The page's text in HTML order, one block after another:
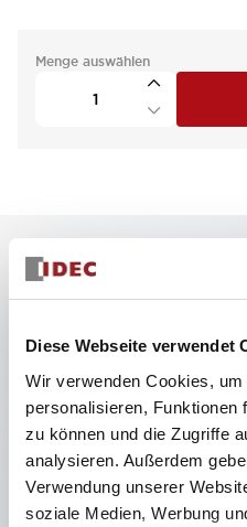
Diese Webseite verwendet
Wir verwenden Cookies,
personalisieren, Funktionen
zu können und die Zugriffe
analysieren. Außerdem
Verwendung unserer
soziale Medien, Werbung
Menge auswählen
Hauptmerkmale
Geeignet für ein breites
von der
LED-
strombegrenzendem
LED-Lampenkörper
Schutzarten IP40 und